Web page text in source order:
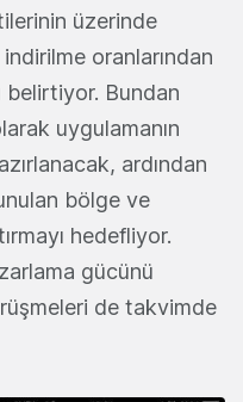
üzerinde
oranlarından
belirtiyor. Bundan
uygulamanın
ardından
bölge ve
hedefliyor.
gücünü
de takvimde